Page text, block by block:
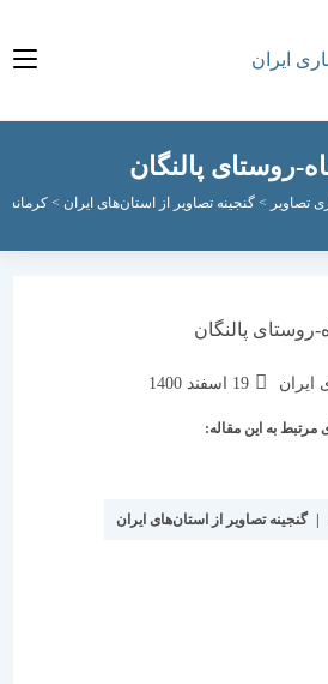
پالنگان
>گنجینه تصاویر از استان‌های ایران> کرمانشاه>
نوشته
شده
19 اسفند 1400
این مقاله:
تصاویر از استان‌های ایران